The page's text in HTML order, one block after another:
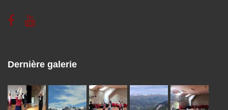
Dernière galerie